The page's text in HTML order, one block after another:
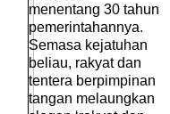
menentang 30 tahun
pemerintahannya.
Semasa kejatuhan
beliau, rakyat dan
tentera berpimpinan
tangan melaungkan